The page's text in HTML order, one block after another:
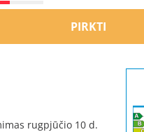
PIRKTI
rugpjūčio 10 d.